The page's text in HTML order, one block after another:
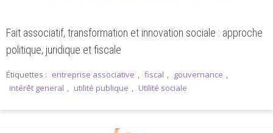
Fait associatif, transformation et innovation sociale : approche
politique, juridique et fiscale
Étiquettes : entreprise associative , fiscal , gouvernance ,
intérêt general , utilité publique , Utilité sociale